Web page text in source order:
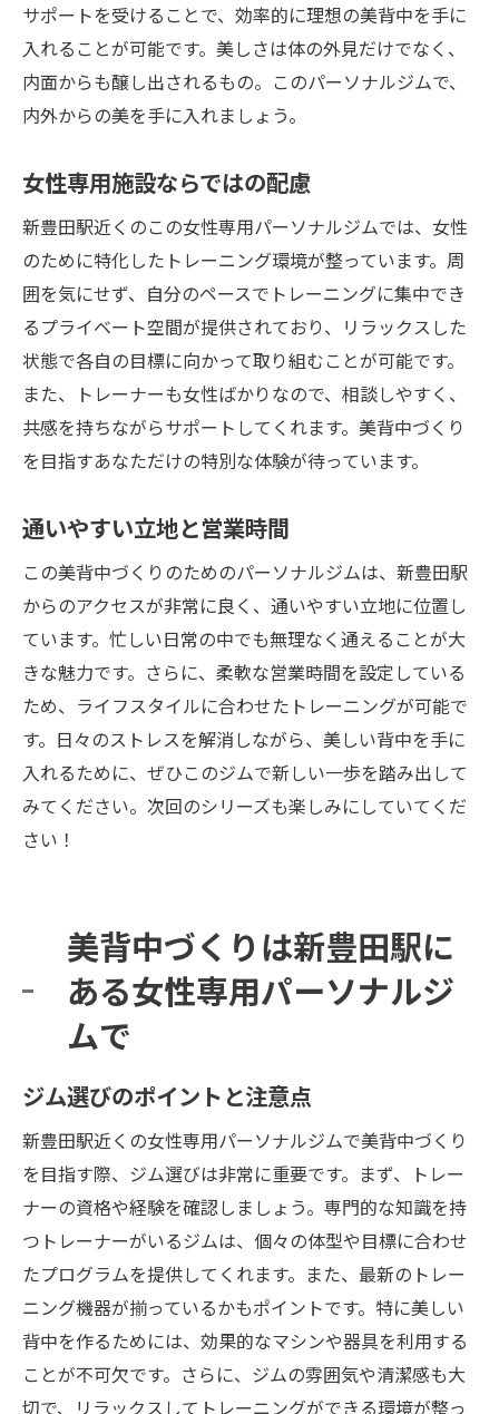
サポートを受けることで、効率的に理想の美背中を手に
入れることが可能です。美しさは体の外見だけでなく、
内面からも醸し出されるもの。このパーソナルジムで、
内外からの美を手に入れましょう。
女性専用施設ならではの配慮
新豊田駅近くのこの女性専用パーソナルジムでは、女性
のために特化したトレーニング環境が整っています。周
囲を気にせず、自分のペースでトレーニングに集中でき
るプライベート空間が提供されており、リラックスした
状態で各自の目標に向かって取り組むことが可能です。
また、トレーナーも女性ばかりなので、相談しやすく、
共感を持ちながらサポートしてくれます。美背中づくり
を目指すあなただけの特別な体験が待っています。
通いやすい立地と営業時間
この美背中づくりのためのパーソナルジムは、新豊田駅
からのアクセスが非常に良く、通いやすい立地に位置し
ています。忙しい日常の中でも無理なく通えることが大
きな魅力です。さらに、柔軟な営業時間を設定している
ため、ライフスタイルに合わせたトレーニングが可能で
す。日々のストレスを解消しながら、美しい背中を手に
入れるために、ぜひこのジムで新しい一歩を踏み出して
みてください。次回のシリーズも楽しみにしていてくだ
さい！
美背中づくりは新豊田駅に
ある女性専用パーソナルジ
ムで
ジム選びのポイントと注意点
新豊田駅近くの女性専用パーソナルジムで美背中づくり
を目指す際、ジム選びは非常に重要です。まず、トレー
ナーの資格や経験を確認しましょう。専門的な知識を持
つトレーナーがいるジムは、個々の体型や目標に合わせ
たプログラムを提供してくれます。また、最新のトレー
ニング機器が揃っているかもポイントです。特に美しい
背中を作るためには、効果的なマシンや器具を利用する
ことが不可欠です。さらに、ジムの雰囲気や清潔感も大
切で、リラックスしてトレーニングができる環境が整っ